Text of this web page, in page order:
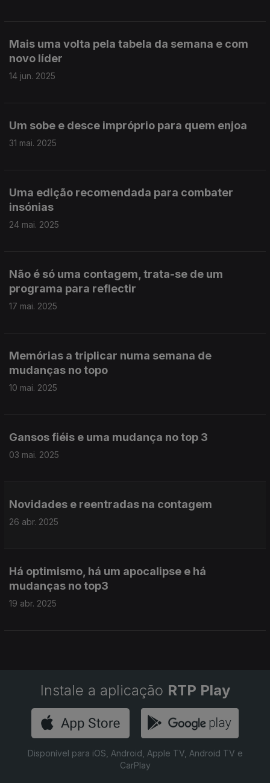
Mais uma volta pela tabela da semana e com
novo líder
14 jun. 2025
Um sobe e desce impróprio para quem enjoa
31 mai. 2025
Uma edição recomendada para combater
insónias
24 mai. 2025
Não é só uma contagem, trata-se de um
programa para reflectir
17 mai. 2025
Memórias a triplicar numa semana de
mudanças no topo
10 mai. 2025
Gansos fiéis e uma mudança no top 3
03 mai. 2025
Novidades e reentradas na contagem
26 abr. 2025
Há optimismo, há um apocalipse e há
mudanças no top3
19 abr. 2025
Instale a aplicação RTP Play
Disponível para iOS, Android, Apple TV, Android TV e
CarPlay